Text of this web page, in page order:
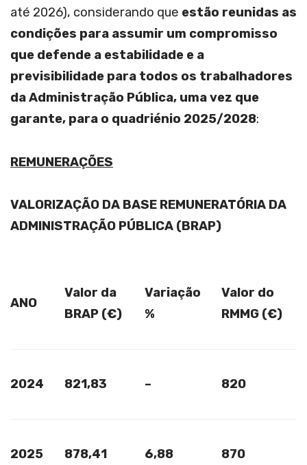
até 2026), considerando que estão reunidas as
condições para assumir um compromisso
que defende a estabilidade e a
previsibilidade para todos os trabalhadores
da Administração Pública, uma vez que
garante, para o quadriénio 2025/2028:
REMUNERAÇÕES
VALORIZAÇÃO DA BASE REMUNERATÓRIA DA
ADMINISTRAÇÃO PÚBLICA (BRAP)
ANO
Valor da
BRAP (€)
Variação
%
Valor do
RMMG (€)
2024 821,83 – 820
2025 878,41 6,88 870